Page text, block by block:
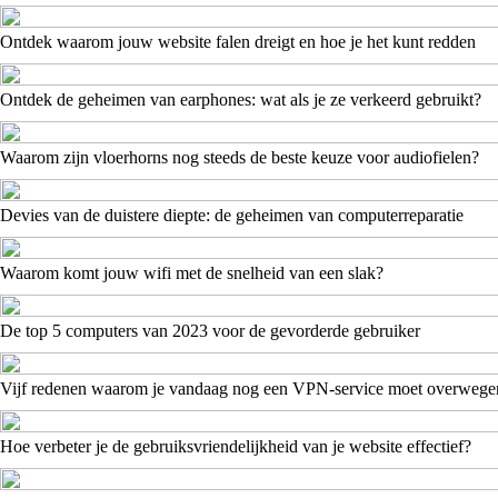
Ontdek waarom jouw website falen dreigt en hoe je het kunt redden
Ontdek de geheimen van earphones: wat als je ze verkeerd gebruikt?
Waarom zijn vloerhorns nog steeds de beste keuze voor audiofielen?
Devies van de duistere diepte: de geheimen van computerreparatie
Waarom komt jouw wifi met de snelheid van een slak?
De top 5 computers van 2023 voor de gevorderde gebruiker
Vijf redenen waarom je vandaag nog een VPN-service moet
Hoe verbeter je de gebruiksvriendelijkheid van je website effectief?